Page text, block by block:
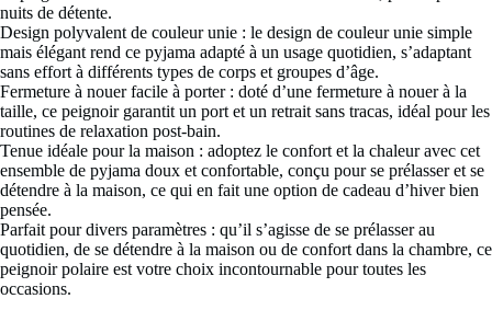
nuits de détente.
Design polyvalent de couleur unie : le design de couleur unie simple
mais élégant rend ce pyjama adapté à un usage quotidien, s’adaptant
sans effort à différents types de corps et groupes d’âge.
Fermeture à nouer facile à porter : doté d’une fermeture à nouer à la
taille, ce peignoir garantit un port et un retrait sans tracas, idéal pour les
routines de relaxation post-bain.
Tenue idéale pour la maison : adoptez le confort et la chaleur avec cet
ensemble de pyjama doux et confortable, conçu pour se prélasser et se
détendre à la maison, ce qui en fait une option de cadeau d’hiver bien
pensée.
Parfait pour divers paramètres : qu’il s’agisse de se prélasser au
quotidien, de se détendre à la maison ou de confort dans la chambre, ce
peignoir polaire est votre choix incontournable pour toutes les
occasions.